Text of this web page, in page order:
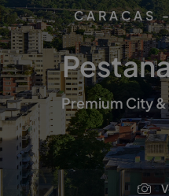
CARACAS
Premium City